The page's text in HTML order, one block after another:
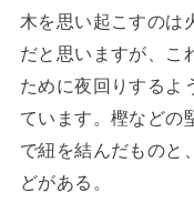
木を思い起こすのは
だと思いますが、こ
ために夜回りするよ
ています。樫などの
で紐を結んだものと
どがある。